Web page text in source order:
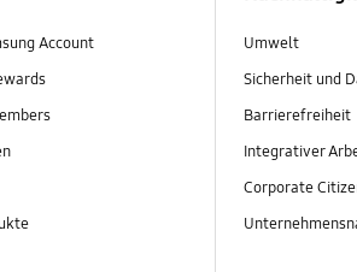
Account
Umwelt
Sicherheit und
Barrierefreiheit
Integrativer
Corporate